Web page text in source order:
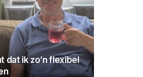
dat ik zo’n flexibel